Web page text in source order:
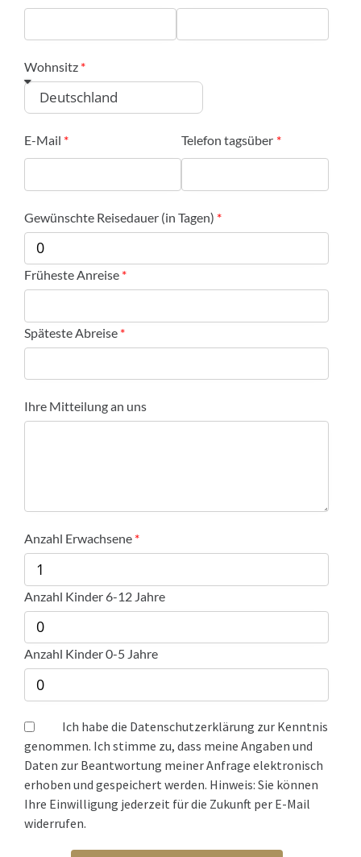
Wohnsitz
E-Mail Telefon tagsüber
Gewünschte Reisedauer (in Tagen)
Früheste Anreise
Späteste Abreise
Ihre Mitteilung an uns
Anzahl Erwachsene
Anzahl Kinder 6-12 Jahre
Anzahl Kinder 0-5 Jahre
Ich habe die Datenschutzerklärung zur Kenntnis
genommen. Ich stimme zu, dass meine Angaben und
Daten zur Beantwortung meiner Anfrage elektronisch
erhoben und gespeichert werden. Hinweis: Sie können
Ihre Einwilligung jederzeit für die Zukunft per E-Mail
widerrufen.